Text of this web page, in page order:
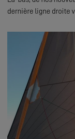
dernière ligne droite